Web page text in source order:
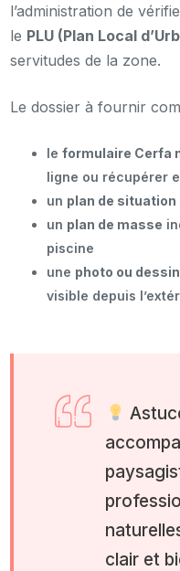
l’administration de
le PLU (Plan Local
servitudes de la zone.
Le dossier à fournir
leformulaire Cerfa
ligne ou récupérer
un plan de situation
un plan de masse
piscine
une photo ou
visible depuis
clair et